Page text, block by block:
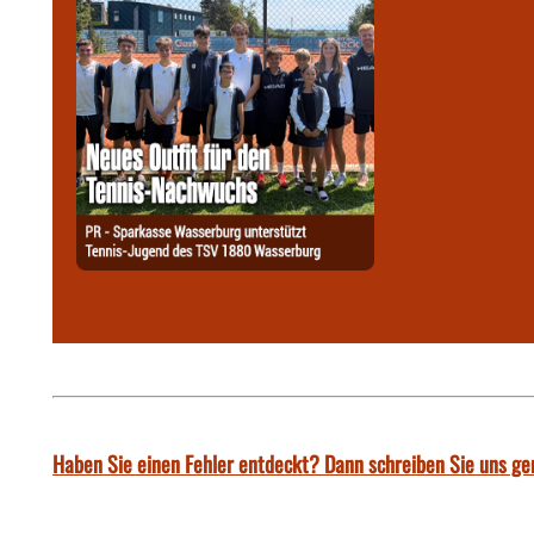
Haben Sie einen Fehler entdeckt? Dann schreiben Sie uns